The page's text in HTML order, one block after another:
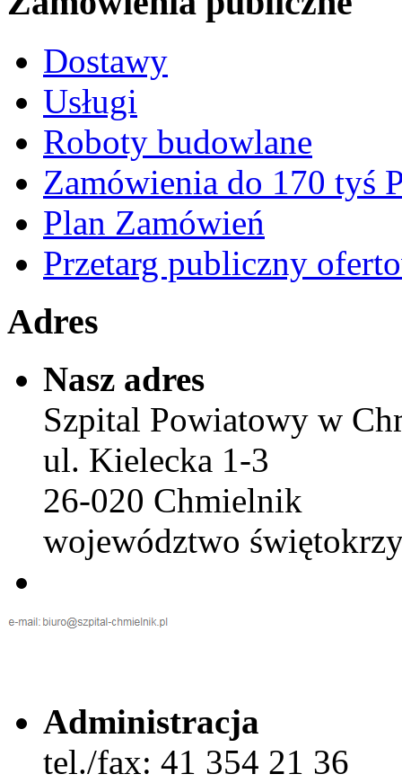
Dostawy
Usługi
Roboty budowlane
Zamówienia do 170 tyś
Plan Zamówień
Przetarg publiczny
Adres
Nasz adres
Szpital Powiatowy w
ul. Kielecka 1-3
26-020 Chmielnik
województwo
Administracja
tel./fax: 41 354 21 36